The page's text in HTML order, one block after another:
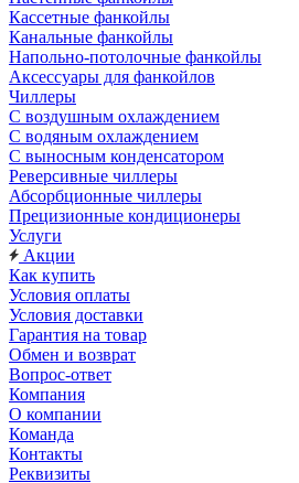
Кассетные фанкойлы
Канальные фанкойлы
Напольно-потолочные фанкойлы
Аксессуары для фанкойлов
Чиллеры
С воздушным охлаждением
С водяным охлаждением
С выносным конденсатором
Реверсивные чиллеры
Абсорбционные чиллеры
Прецизионные кондиционеры
Услуги
Акции
Как купить
Условия оплаты
Условия доставки
Гарантия на товар
Обмен и возврат
Вопрос-ответ
Компания
О компании
Команда
Контакты
Реквизиты